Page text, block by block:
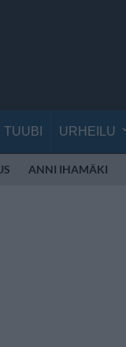
TUUBI URHEILU
ANNI IHAMÄKI